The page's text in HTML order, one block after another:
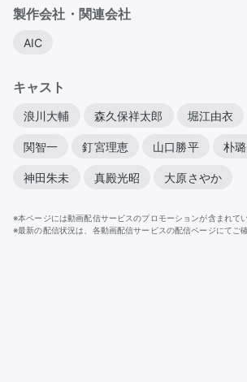
製作会社・関連会社
AIC
キャスト
浪川大輔 森久保祥太郎 堀江由衣
関智一 釘宮理恵 山口勝平 朴
神田朱未 真殿光昭 大原さやか
※本ページには動画配信サービスのプロモーションが含まれてい
※最新の配信状況は、各動画配信サービスの配信ページにてご